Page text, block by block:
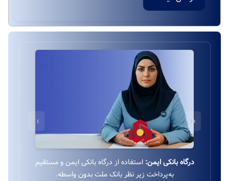
درگاه بانکی ایمن: استفاده از درگاه بانکی ایمن و مستقیم
به‌پرداخت زیر نظر بانک ملت بدون واسطه.
‹‹
››